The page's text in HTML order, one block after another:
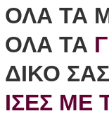
ΟΛΑ ΤΑ
ΟΛΑ ΤΑ
ΔΙΚΟ
ΙΣΕΣ ΜΕ